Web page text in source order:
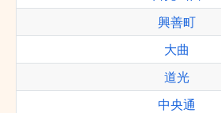
興善町
大曲
道光
中央通